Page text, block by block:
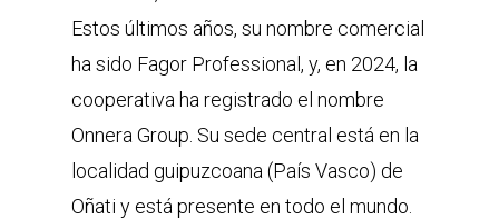
Estos últimos años, su nombre comercial
ha sido Fagor Professional, y, en 2024, la
cooperativa ha registrado el nombre
Onnera Group. Su sede central está en la
localidad guipuzcoana (País Vasco) de
Oñati y está presente en todo el mundo.